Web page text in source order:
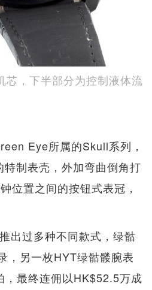
芯，下半部分为控制液体流
Eye所属的Skull系列，
制表壳，外加弯曲倒角打
位置之间的按钮式表冠，
出过多种不同款式，绿骷
，另一枚HYT绿骷髅腕表
最终连佣以HK$52.5万成